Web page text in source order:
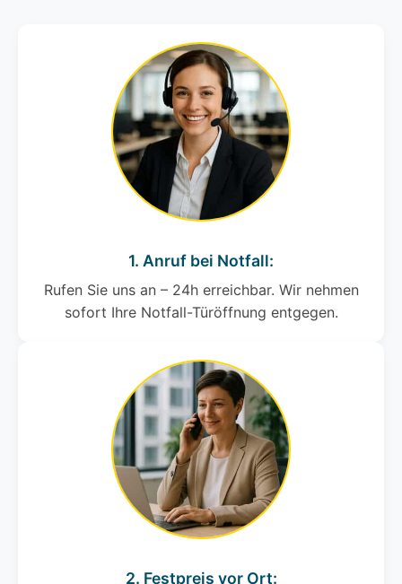
1. Anruf bei Notfall:
Rufen Sie uns an – 24h erreichbar. Wir nehmen
sofort Ihre Notfall-Türöffnung entgegen.
2. Festpreis vor Ort: